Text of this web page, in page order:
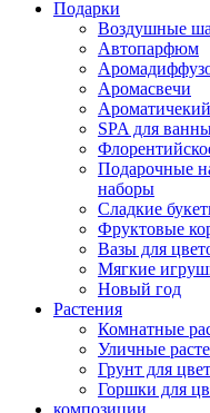
Подарки
Воздушные
Автопарфюм
Аромасвечи
SPA для
Подарочные
наборы
Сладкие
Фруктовые
Вазы для
Мягкие
Новый год
Растения
Комнатные
Уличные
Грунт для
Горшки для
композиции